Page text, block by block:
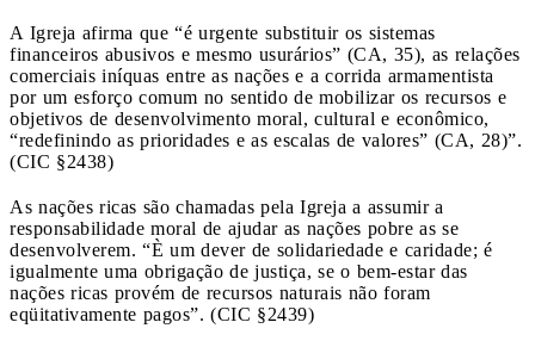
A Igreja afirma que “é urgente substituir os sistemas
financeiros abusivos e mesmo usurários” (CA, 35), as relações
comerciais iníquas entre as nações e a corrida armamentista
por um esforço comum no sentido de mobilizar os recursos e
objetivos de desenvolvimento moral, cultural e econômico,
“redefinindo as prioridades e as escalas de valores” (CA, 28)”.
(CIC §2438)
As nações ricas são chamadas pela Igreja a assumir a
responsabilidade moral de ajudar as nações pobre as se
desenvolverem. “È um dever de solidariedade e caridade; é
igualmente uma obrigação de justiça, se o bem-estar das
nações ricas provém de recursos naturais não foram
eqüitativamente pagos”. (CIC §2439)